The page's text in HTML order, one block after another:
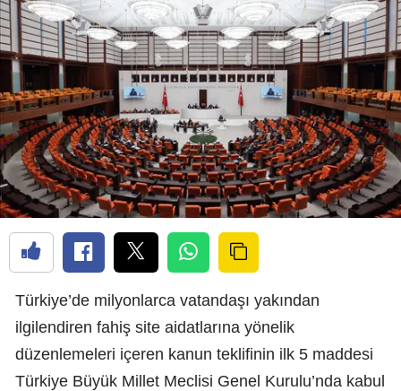
Türkiye’de milyonlarca vatandaşı yakından
ilgilendiren fahiş site aidatlarına yönelik
düzenlemeleri içeren kanun teklifinin ilk 5 maddesi
Türkiye Büyük Millet Meclisi Genel Kurulu’nda kabul